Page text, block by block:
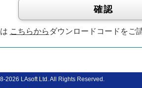
こちらから ダウンロードコードをご
2026 LAsoft Ltd. All Rights Reserved.